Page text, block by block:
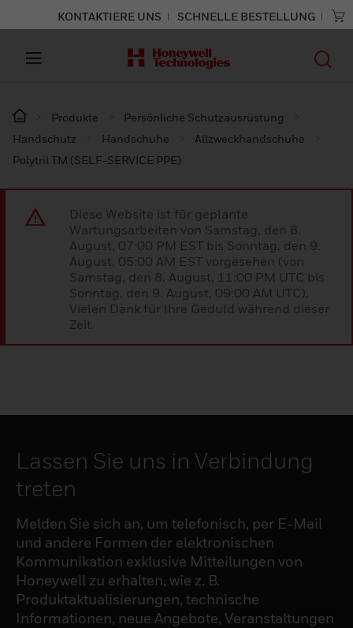
KONTAKTIERE UNS SCHNELLE BESTELLUNG
Produkte
Persönliche Schutzausrüstung
Handschutz
Handschuhe
Allzweckhandschuhe
Polytril TM (SELF-SERVICE PPE)
Diese Website ist für geplante
Wartungsarbeiten von Samstag, den 8.
August, 07:00 PM EST bis Sonntag, den 9.
August, 05:00 AM EST vorgesehen (von
Samstag, den 8. August, 11:00 PM UTC bis
Sonntag, den 9. August, 09:00 AM UTC).
Vielen Dank für Ihre Geduld während dieser
Zeit.
Lassen Sie uns in Verbindung
treten
Melden Sie sich an, um telefonisch, per E-Mail
und andere Formen der elektronischen
Kommunikation exklusive Mitteilungen von
Honeywell zu erhalten, wie z. B.
Produktaktualisierungen, technische
Informationen, neue Angebote, Veranstaltungen